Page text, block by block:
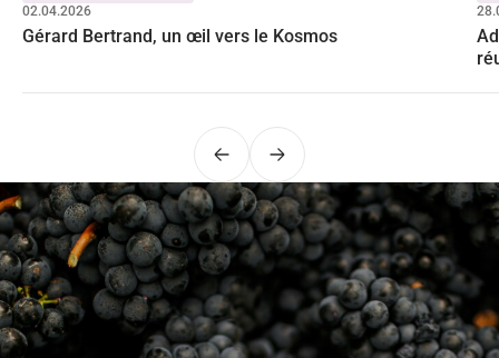
02.04.2026
Gérard Bertrand, un œil vers le Kosmos
PrécédentSuivant